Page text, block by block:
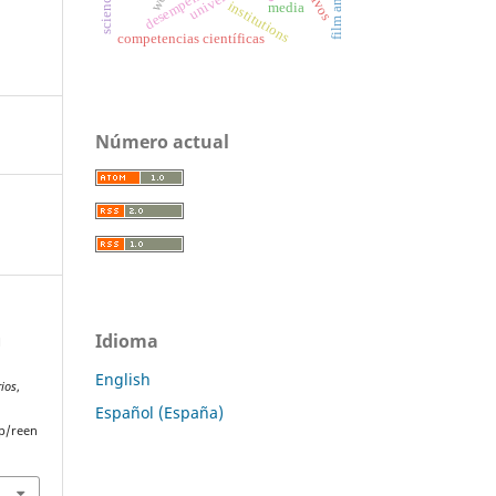
,
reen
institutions
media
competencias científicas
Número actual
Idioma
English
Español (España)